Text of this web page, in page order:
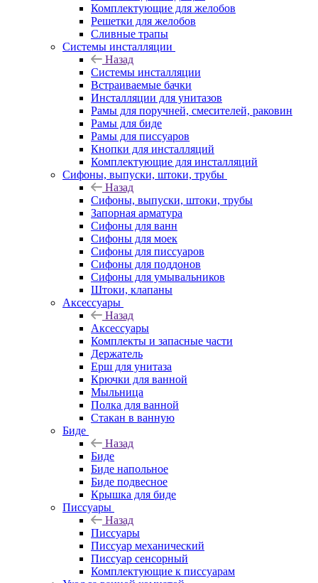
Комплектующие для желобов
Решетки для желобов
Сливные трапы
Системы инсталляции
Назад
Системы инсталляции
Встраиваемые бачки
Инсталляции для унитазов
Рамы для поручней, смесителей, раковин
Рамы для биде
Рамы для писсуаров
Кнопки для инсталляций
Комплектующие для инсталляций
Сифоны, выпуски, штоки, трубы
Назад
Сифоны, выпуски, штоки, трубы
Запорная арматура
Сифоны для ванн
Сифоны для моек
Сифоны для писсуаров
Сифоны для поддонов
Сифоны для умывальников
Штоки, клапаны
Аксессуары
Назад
Аксессуары
Комплекты и запасные части
Держатель
Ерш для унитаза
Крючки для ванной
Мыльница
Полка для ванной
Стакан в ванную
Биде
Назад
Биде
Биде напольное
Биде подвесное
Крышка для биде
Писсуары
Назад
Писсуары
Писсуар механический
Писсуар сенсорный
Комплектующие к писсуарам